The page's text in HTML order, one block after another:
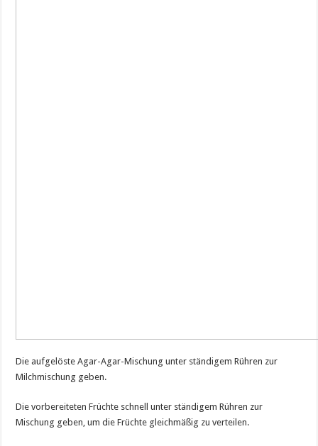
Die aufgelöste Agar-Agar-Mischung unter ständigem Rühren zur
Milchmischung geben.
Die vorbereiteten Früchte schnell unter ständigem Rühren zur
Mischung geben, um die Früchte gleichmäßig zu verteilen.